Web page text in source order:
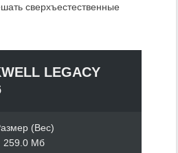
сверхъестественные
LEGACY
(Вес)
259.0 Мб